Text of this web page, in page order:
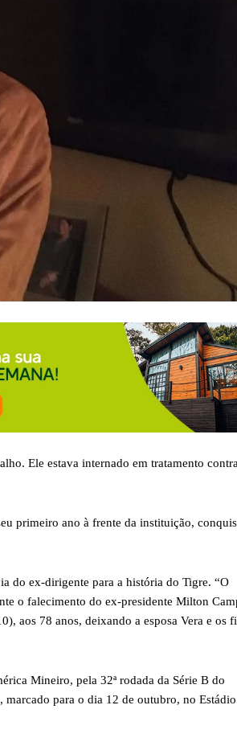
Ele estava internado em tratamento
primeiro ano à frente da instituição,
do ex-dirigente para a história do Tigre. “O
o falecimento do ex-presidente Milton
aos 78 anos, deixando a esposa Vera e os
Mineiro, pela 32ª rodada da Série B do
para o dia 12 de outubro, no Estádio